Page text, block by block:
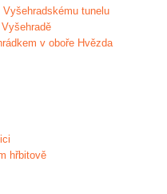
tunelu
v oboře Hvězda
hřbitově